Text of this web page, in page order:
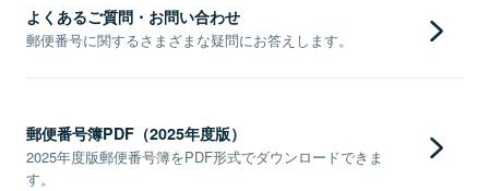
よくあるご質問・お問い合わせ
郵便番号に関するさまざまな疑問にお答えします。
郵便番号簿PDF（2025年度版）
2025年度版郵便番号簿をPDF形式でダウンロードできま
す。